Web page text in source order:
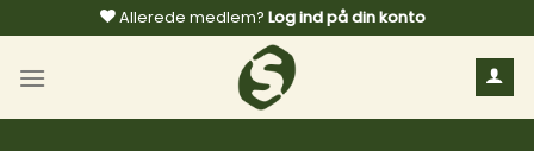
til
indhold
Allerede medlem? Log ind på din konto